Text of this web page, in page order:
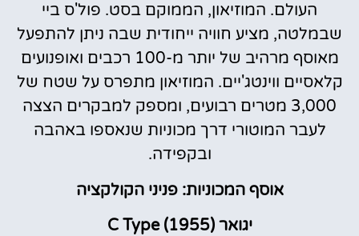
העולם. המוזיאון, הממוקם בסט. פול'ס ביי
שבמלטה, מציע חוויה ייחודית שבה ניתן להתפעל
מאוסף מרהיב של יותר מ-100 רכבים ואופנועים
קלאסיים ווינטג'יים. המוזיאון מתפרס על שטח של
3,000 מטרים רבועים, ומספק למבקרים הצצה
לעבר המוטורי דרך מכוניות שנאספו באהבה
ובקפידה.
אוסף המכוניות: פניני הקולקציה
יגואר C Type (1955)